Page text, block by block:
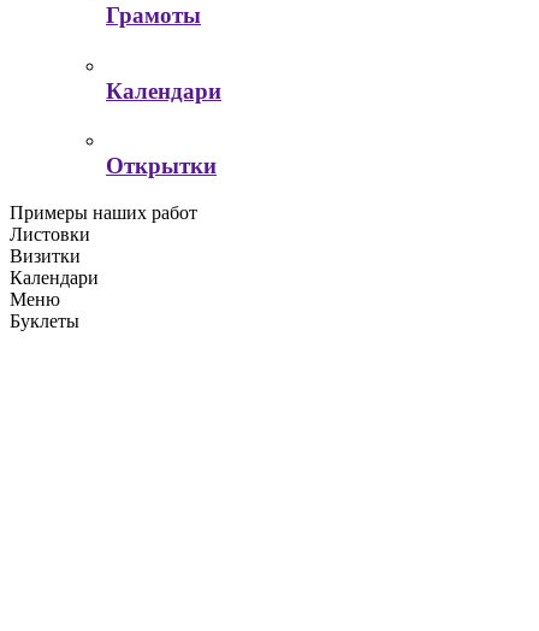
Грамоты
Календари
Открытки
Примеры наших работ
Листовки
Визитки
Календари
Меню
Буклеты